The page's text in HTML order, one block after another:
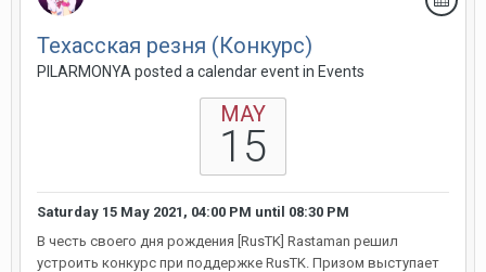
Техасская резня (Конкурс)
PILARMONYA posted a calendar event in Events
MAY
15
Saturday 15 May 2021, 04:00 PM until 08:30 PM
В честь своего дня рождения [RusTK] Rastaman решил
устроить конкурс при поддержке RusTK. Призом выступает